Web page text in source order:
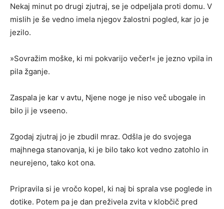
Nekaj minut po drugi zjutraj, se je odpeljala proti domu. V
mislih je še vedno imela njegov žalostni pogled, kar jo je
jezilo.
»Sovražim moške, ki mi pokvarijo večer!« je jezno vpila in
pila žganje.
Zaspala je kar v avtu, Njene noge je niso več ubogale in
bilo ji je vseeno.
Zgodaj zjutraj jo je zbudil mraz. Odšla je do svojega
majhnega stanovanja, ki je bilo tako kot vedno zatohlo in
neurejeno, tako kot ona.
Pripravila si je vročo kopel, ki naj bi sprala vse poglede in
dotike. Potem pa je dan preživela zvita v klobčič pred